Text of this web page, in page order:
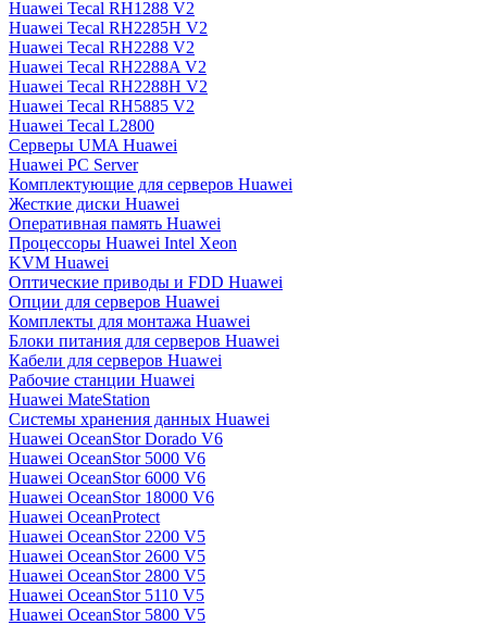
Huawei Tecal RH1288 V2
Huawei Tecal RH2285H V2
Huawei Tecal RH2288 V2
Huawei Tecal RH2288A V2
Huawei Tecal RH2288H V2
Huawei Tecal RH5885 V2
Huawei Tecal L2800
Серверы UMA Huawei
Huawei PC Server
Комплектующие для серверов Huawei
Жесткие диски Huawei
Оперативная память Huawei
Процессоры Huawei Intel Xeon
KVM Huawei
Оптические приводы и FDD Huawei
Опции для серверов Huawei
Комплекты для монтажа Huawei
Блоки питания для серверов Huawei
Кабели для серверов Huawei
Рабочие станции Huawei
Huawei MateStation
Системы хранения данных Huawei
Huawei OceanStor Dorado V6
Huawei OceanStor 5000 V6
Huawei OceanStor 6000 V6
Huawei OceanStor 18000 V6
Huawei OceanProtect
Huawei OceanStor 2200 V5
Huawei OceanStor 2600 V5
Huawei OceanStor 2800 V5
Huawei OceanStor 5110 V5
Huawei OceanStor 5800 V5